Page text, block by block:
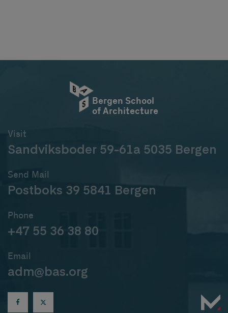
Bergen School
of Architecture
Visit
Sandviksboder 59-61a 5035 Bergen
Send Mail
Postboks 39 5841 Bergen
Phone
+47 55 36 38 80
Email
adm@bas.org